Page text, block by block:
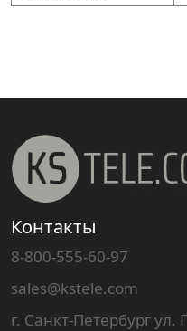
Контакты
8-800-555-60-97
sales@kstele.com
г. Санкт-Петербург ул.